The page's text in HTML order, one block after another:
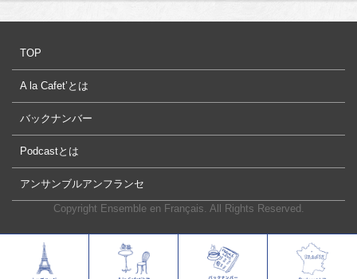
TOP
A la Cafet’とは
バックナンバー
Podcastとは
アンサンブルアンフランセ
Copyright Ensemble en Français. All Rights Reserved.